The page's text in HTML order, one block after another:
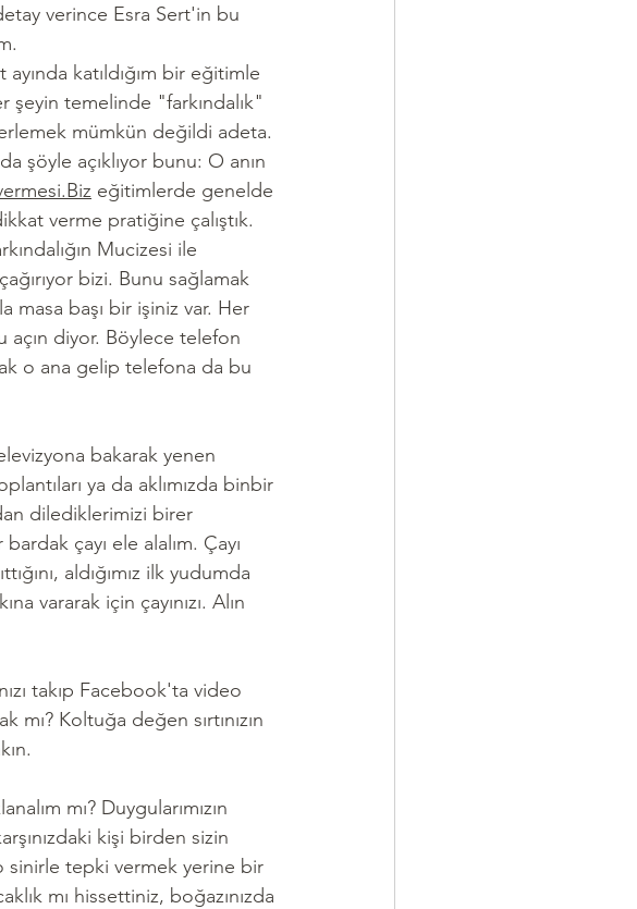
verince Esra Sert'in bu
katıldığım bir eğitimle
şeyin temelinde "farkındalık"
mümkün değildi adeta.
şöyle açıklıyor bunu: O anın
eğitimlerde genelde
verme pratiğine çalıştık.
Mucizesi ile
bizi. Bunu sağlamak
masa başı bir işiniz var. Her
açın diyor. Böylece telefon
o ana gelip telefona da bu
bakarak yenen
ya da aklımızda binbir
dilediklerimizi birer
çayı ele alalım. Çayı
aldığımız ilk yudumda
vararak için çayınızı. Alın
takıp Facebook'ta video
Koltuğa değen sırtınızın
mı? Duygularımızın
kişi birden sizin
sinirle tepki vermek yerine bir
mı hissettiniz, boğazınızda